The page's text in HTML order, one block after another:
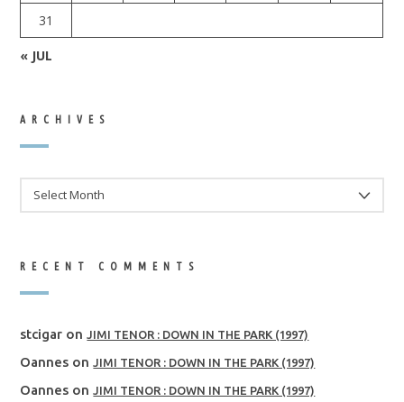
31
« JUL
ARCHIVES
RECENT COMMENTS
stcigar on JIMI TENOR : DOWN IN THE PARK (1997)
Oannes on JIMI TENOR : DOWN IN THE PARK (1997)
Oannes on JIMI TENOR : DOWN IN THE PARK (1997)